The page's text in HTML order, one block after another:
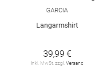
GARCIA
Langarmshirt
39,99 €
inkl. MwSt. zzgl.Versand